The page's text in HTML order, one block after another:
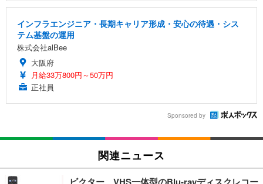
インフラエンジニア・長期キャリア形成・安心の待遇・シス
テム基盤の運用
株式会社alBee
大阪府
月給33万800円～50万円
正社員
Sponsored by
関連ニュース